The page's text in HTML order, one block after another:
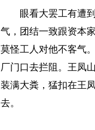
眼看大罢工有遭到
气，团结一致跟资本
莫怪工人对他不客气
厂门口去拦阻。王凤
装满大粪，猛扣在王
去。